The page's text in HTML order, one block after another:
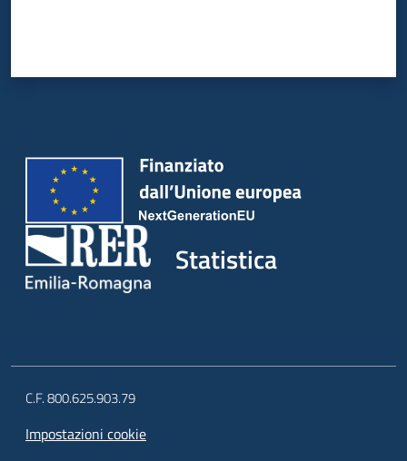
Statistica
C.F. 800.625.903.79
Impostazioni cookie